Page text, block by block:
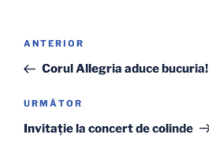
Navigare
articole
Articolul
anterior
ANTERIOR
Corul Allegria aduce bucuria!
Articolul
următor
URMĂTOR
Invitație la concert de colinde